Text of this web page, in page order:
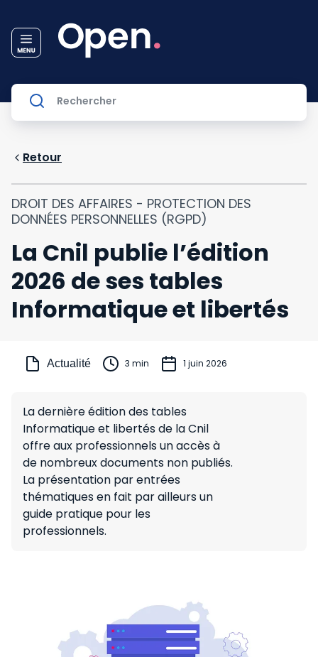
Retour
DROIT DES AFFAIRES - PROTECTION DES
DONNÉES PERSONNELLES (RGPD)
La Cnil publie l’édition
2026 de ses tables
Informatique et libertés
Actualité 3 min 1 juin 2026
La dernière édition des tables
Informatique et libertés de la Cnil
offre aux professionnels un accès à
de nombreux documents non publiés.
La présentation par entrées
thématiques en fait par ailleurs un
guide pratique pour les
professionnels.